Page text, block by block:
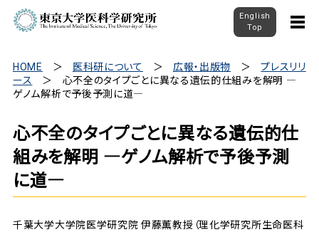
English
Top
HOME 医科研について 広報・出版物
プレスリリ
ース
心不全のタイプごとに異なる遺伝的仕組みを解明 ―
ゲノム解析で予後予測に道―
心不全のタイプごとに異なる遺伝的仕
組みを解明 ―ゲノム解析で予後予測
に道―
千葉大学大学院医学研究院 伊藤薫教授（理化学研究所生命医科